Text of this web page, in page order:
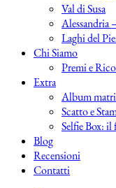
Val di Susa
Alessandria
Laghi del
Chi Siamo
Premi e
Extra
Album
Scatto e
Selfie Box:
Blog
Recensioni
Contatti